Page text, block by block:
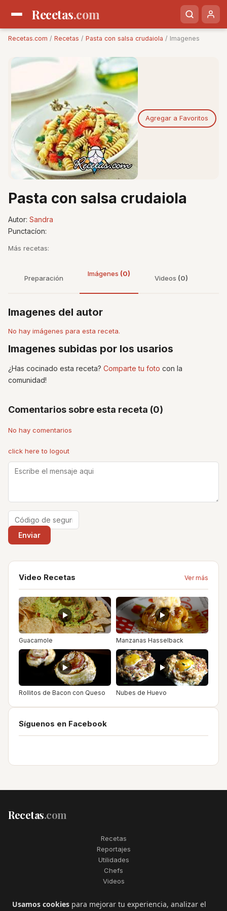
Recetas.com
Recetas.com / Recetas / Pasta con salsa crudaiola / Imagenes
Agregar a Favoritos
Pasta con salsa crudaiola
Autor: Sandra
Punctacíon:
Más recetas:
Preparación
Imágenes (0)
Videos (0)
Imagenes del autor
No hay imágenes para esta receta.
Imagenes subidas por los usarios
¿Has cocinado esta receta? Comparte tu foto con la
comunidad!
Comentarios sobre esta receta (0)
No hay comentarios
click here to logout
Video Recetas Ver más
Guacamole Manzanas Hasselback
Rollitos de Bacon con Queso Nubes de Huevo
Síguenos en Facebook
Recetas.com
Recetas
Reportajes
Utilidades
Chefs
Videos
2006–2026. Todos los derechos reservados. Recetas.com es una
Usamos cookies para mejorar tu experiencia, analizar el